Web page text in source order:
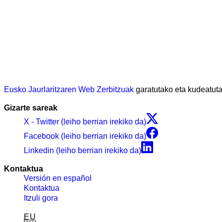
Eusko Jaurlaritzaren Web Zerbitzuak garatutako eta
Gizarte sareak
X - Twitter (leiho berrian irekiko da)
Facebook (leiho berrian irekiko da)
Linkedin (leiho berrian irekiko da)
Kontaktua
Versión en español
Kontaktua
Itzuli gora
EU